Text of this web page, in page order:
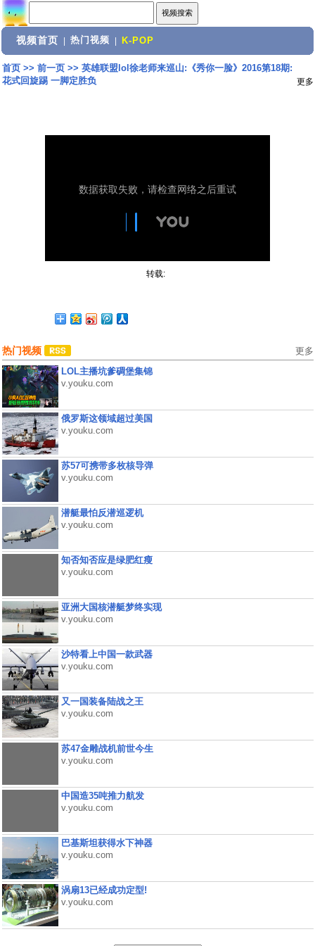
视频首页 热门视频 K-POP
首页>> 前一页>> 英雄联盟lol徐老师来巡山:《秀你一脸》2016第18期:
花式回旋踢 一脚定胜负
更多
转载:
热门视频 更多
LOL主播坑爹碉堡集锦
v.youku.com
俄罗斯这领域超过美国
v.youku.com
苏57可携带多枚核导弹
v.youku.com
潜艇最怕反潜巡逻机
v.youku.com
知否知否应是绿肥红瘦
v.youku.com
亚洲大国核潜艇梦终实现
v.youku.com
沙特看上中国一款武器
v.youku.com
又一国装备陆战之王
v.youku.com
苏47金雕战机前世今生
v.youku.com
中国造35吨推力航发
v.youku.com
巴基斯坦获得水下神器
v.youku.com
涡扇13已经成功定型!
v.youku.com